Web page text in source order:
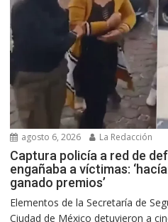
agosto 6, 2026 La Redacción
Captura policía a red de
engañaba a víctimas:
ganado premios’
Elementos de la Secretaría de
Ciudad de México detuvieron a